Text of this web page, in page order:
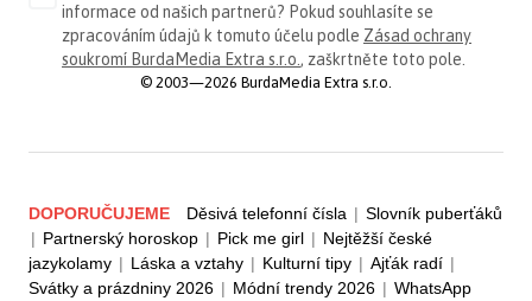
informace od našich partnerů? Pokud souhlasíte se
zpracováním údajů k tomuto účelu podle Zásad ochrany
soukromí BurdaMedia Extra s.r.o. , zaškrtněte toto pole.
© 2003—2026 BurdaMedia Extra s.r.o.
DOPORUČUJEME Děsivá telefonní čísla | Slovník puberťáků
| Partnerský horoskop | Pick me girl | Nejtěžší české
jazykolamy | Láska a vztahy | Kulturní tipy | Ajťák radí |
Svátky a prázdniny 2026 | Módní trendy 2026 | WhatsApp